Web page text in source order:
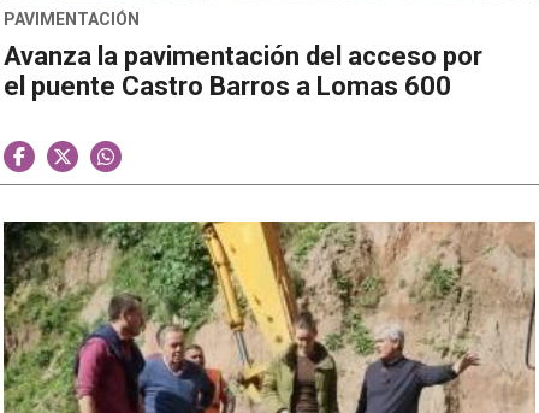
PAVIMENTACIÓN
Avanza la pavimentación del acceso por
el puente Castro Barros a Lomas 600